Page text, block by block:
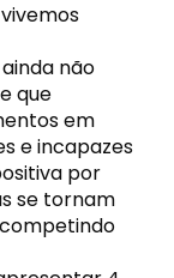
não
que
em
e incapazes
por
se tornam